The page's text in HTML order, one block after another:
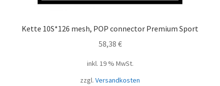
Kette 10S*126 mesh, POP connector Premium Sport
58,38 €
inkl. 19 % MwSt.
zzgl. Versandkosten